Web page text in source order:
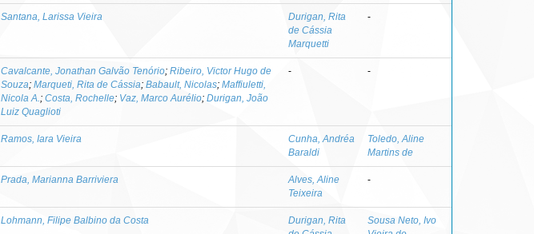
Santana, Larissa Vieira
Durigan, Rita
de Cássia
Marquetti
-
Cavalcante, Jonathan Galvão Tenório; Ribeiro, Victor Hugo de
Souza; Marqueti, Rita de Cássia; Babault, Nicolas; Maffiuletti,
Nicola A. ; Costa, Rochelle; Vaz, Marco Aurélio; Durigan, João
Luiz Quaglioti
- -
Ramos, Iara Vieira
Cunha, Andréa
Baraldi
Toledo, Aline
Martins de
Prada, Marianna Barriviera
Alves, Aline
Teixeira
-
Lohmann, Filipe Balbino da Costa
Durigan, Rita
Sousa Neto, Ivo